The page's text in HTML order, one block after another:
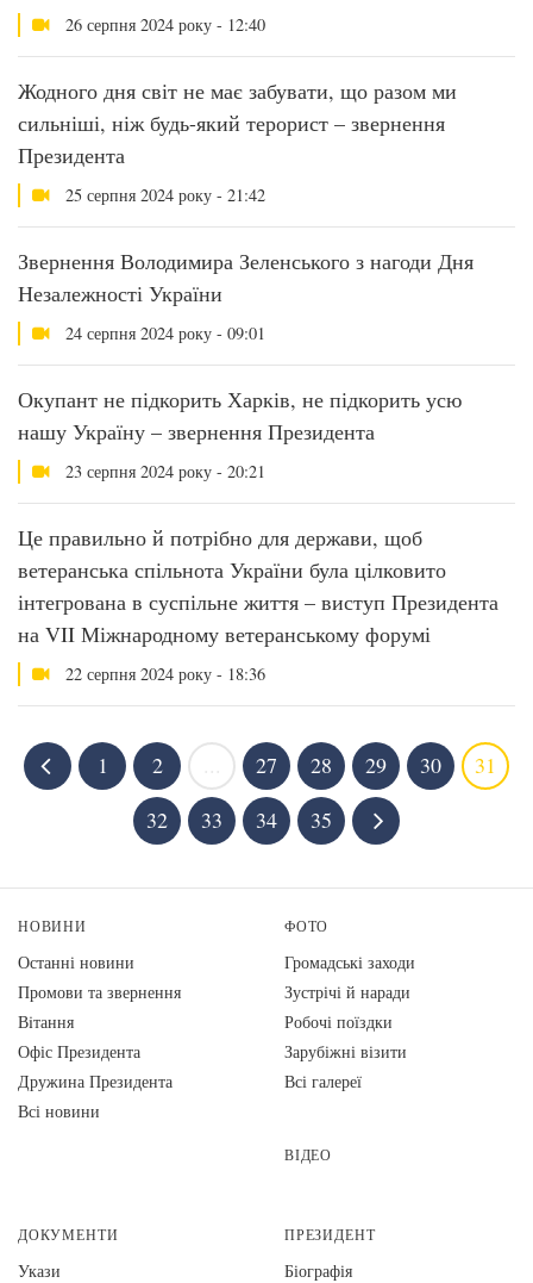
26 серпня 2024 року - 12:40
Жодного дня світ не має забувати, що разом ми
сильніші, ніж будь-який терорист – звернення
Президента
25 серпня 2024 року - 21:42
Звернення Володимира Зеленського з нагоди Дня
Незалежності України
24 серпня 2024 року - 09:01
Окупант не підкорить Харків, не підкорить усю
нашу Україну – звернення Президента
23 серпня 2024 року - 20:21
Це правильно й потрібно для держави, щоб
ветеранська спільнота України була цілковито
інтегрована в суспільне життя – виступ Президента
на VII Міжнародному ветеранському форумі
22 серпня 2024 року - 18:36
1 2 27 28 29 30
31
32
33 34 35
НОВИНИ
Останні новини
Промови та звернення
Вiтання
Офіс Президента
Дружина Президента
Всі новини
ФОТО
Громадські заходи
Зустрічі й наради
Робочі поїздки
Зарубіжні візити
Всі галереї
ВІДЕО
ДОКУМЕНТИ
Укази
ПРЕЗИДЕНТ
Біографія